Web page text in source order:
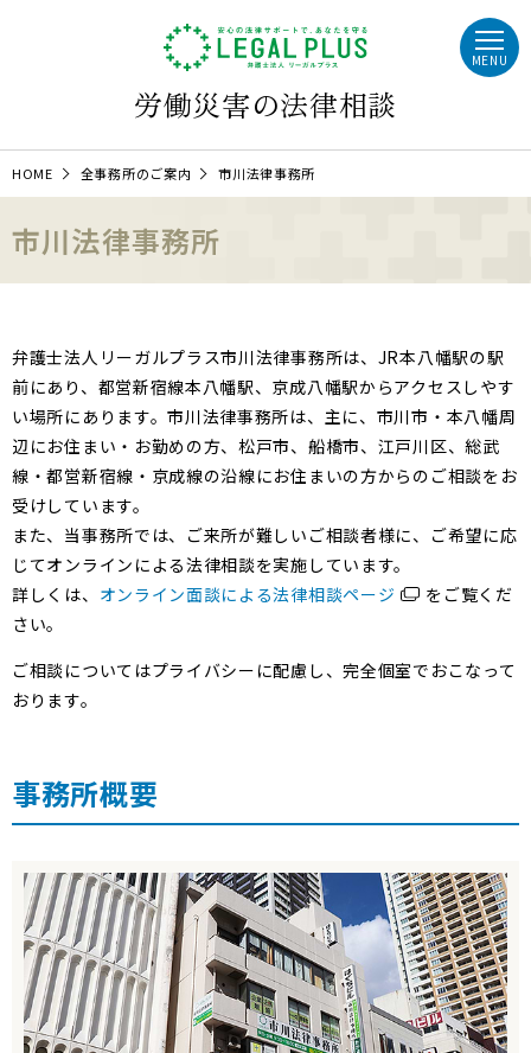
労働災害の法律相談
MENU
HOME 全事務所のご案内 市川法律事務所
市川法律事務所
弁護士法人リーガルプラス市川法律事務所は、JR本八幡駅の駅
前にあり、都営新宿線本八幡駅、京成八幡駅からアクセスしやす
い場所にあります。市川法律事務所は、主に、市川市・本八幡周
辺にお住まい・お勤めの方、松戸市、船橋市、江戸川区、総武
線・都営新宿線・京成線の沿線にお住まいの方からのご相談をお
受けしています。
また、当事務所では、ご来所が難しいご相談者様に、ご希望に応
じてオンラインによる法律相談を実施しています。
詳しくは、 オンライン面談による法律相談ページ
をご覧くだ
さい。
ご相談についてはプライバシーに配慮し、完全個室でおこなって
おります。
事務所概要